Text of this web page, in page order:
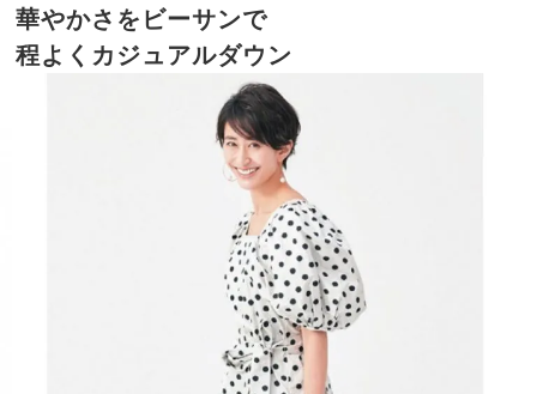
華やかさをビーサンで
程よくカジュアルダウン